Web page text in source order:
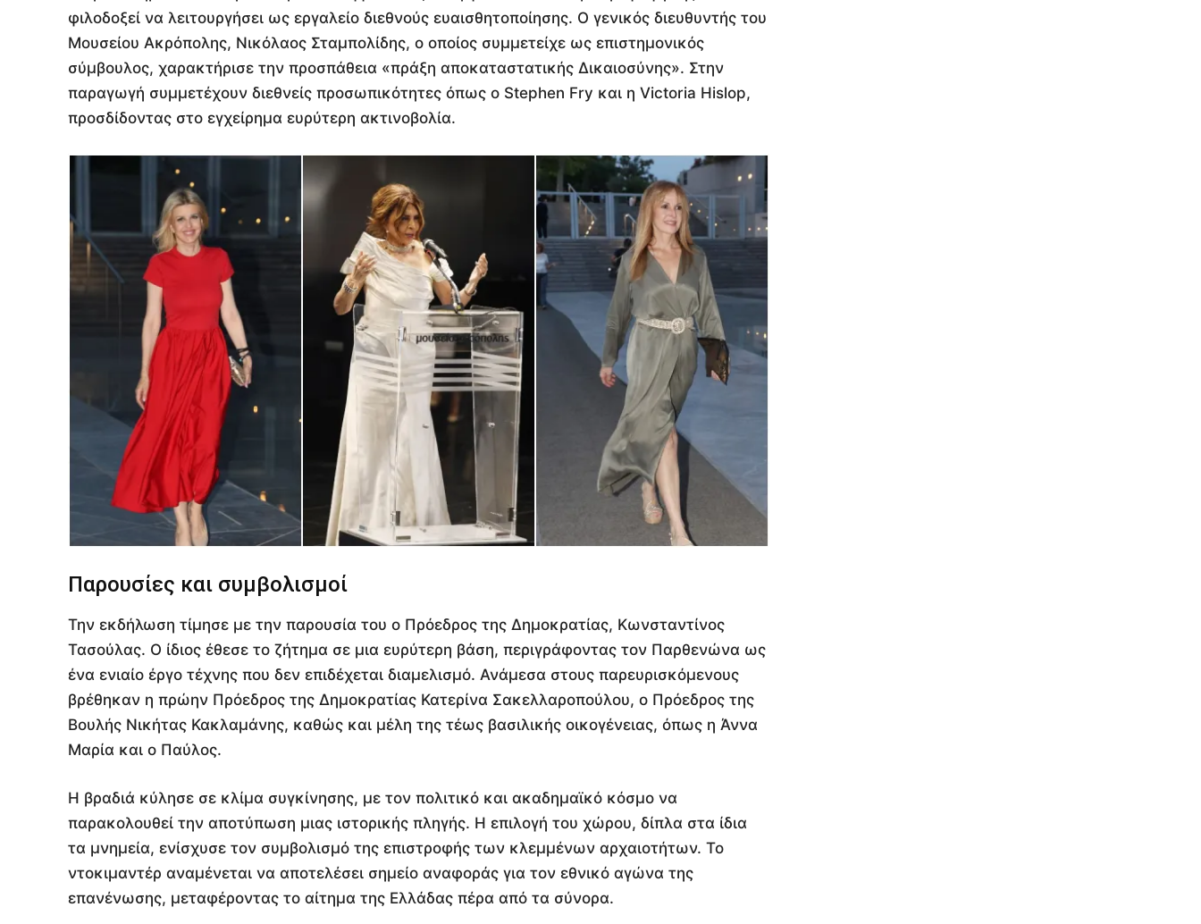
φιλοδοξεί να λειτουργήσει ως εργαλείο διεθνούς ευαισθητοποίησης. Ο γενικός διευθυντής του
Μουσείου Ακρόπολης, Νικόλαος Σταμπολίδης, ο οποίος συμμετείχε ως επιστημονικός
σύμβουλος, χαρακτήρισε την προσπάθεια «πράξη αποκαταστατικής Δικαιοσύνης». Στην
παραγωγή συμμετέχουν διεθνείς προσωπικότητες όπως ο Stephen Fry και η Victoria Hislop,
προσδίδοντας στο εγχείρημα ευρύτερη ακτινοβολία.
Παρουσίες και συμβολισμοί
Την εκδήλωση τίμησε με την παρουσία του ο Πρόεδρος της Δημοκρατίας, Κωνσταντίνος
Τασούλας. Ο ίδιος έθεσε το ζήτημα σε μια ευρύτερη βάση, περιγράφοντας τον Παρθενώνα ως
ένα ενιαίο έργο τέχνης που δεν επιδέχεται διαμελισμό. Ανάμεσα στους παρευρισκόμενους
βρέθηκαν η πρώην Πρόεδρος της Δημοκρατίας Κατερίνα Σακελλαροπούλου, ο Πρόεδρος της
Βουλής Νικήτας Κακλαμάνης, καθώς και μέλη της τέως βασιλικής οικογένειας, όπως η Άννα
Μαρία και ο Παύλος.
Η βραδιά κύλησε σε κλίμα συγκίνησης, με τον πολιτικό και ακαδημαϊκό κόσμο να
παρακολουθεί την αποτύπωση μιας ιστορικής πληγής. Η επιλογή του χώρου, δίπλα στα ίδια
τα μνημεία, ενίσχυσε τον συμβολισμό της επιστροφής των κλεμμένων αρχαιοτήτων. Το
ντοκιμαντέρ αναμένεται να αποτελέσει σημείο αναφοράς για τον εθνικό αγώνα της
επανένωσης, μεταφέροντας το αίτημα της Ελλάδας πέρα από τα σύνορα.